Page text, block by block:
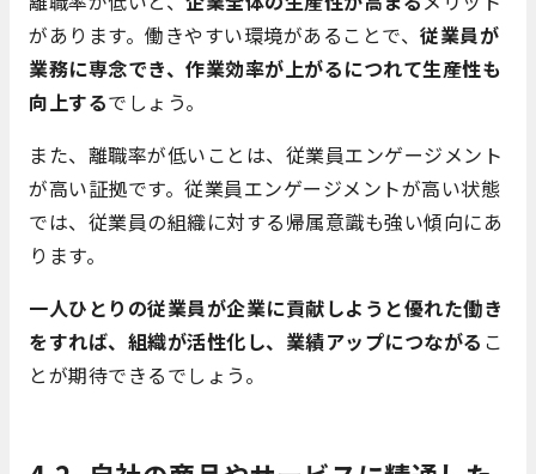
があります。働きやすい環境があることで、 従業員が
業務に専念でき、作業効率が上がるにつれて生産性も
向上するでしょう。
また、離職率が低いことは、従業員エンゲージメント
が高い証拠です。従業員エンゲージメントが高い状態
では、従業員の組織に対する帰属意識も強い傾向にあ
ります。
一人ひとりの従業員が企業に貢献しようと優れた働き
をすれば、組織が活性化し、業績アップにつながる こ
とが期待できるでしょう。